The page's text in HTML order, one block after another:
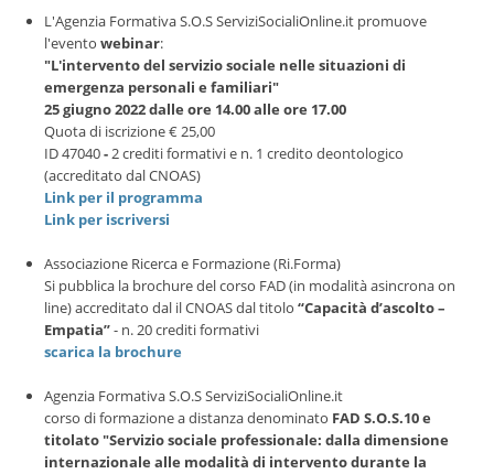
L'Agenzia Formativa S.O.S ServiziSocialiOnline.it promuove
l'evento webinar:
"L'intervento del servizio sociale nelle situazioni di
emergenza personali e familiari"
25 giugno 2022 dalle ore 14.00 alle ore 17.00
Quota di iscrizione€ 25,00
ID 47040-2 crediti formativi e n. 1 credito deontologico
(accreditato dal CNOAS)
Link per il programma
Link per iscriversi
Associazione Ricerca e Formazione (Ri.Forma)
Si pubblica la brochure del corso FAD (in modalità asincrona on
line) accreditato dal il CNOAS dal titolo “Capacità d’ascolto –
Empatia”- n. 20 crediti formativi
scarica la brochure
Agenzia Formativa S.O.S ServiziSocialiOnline.it
corso di formazione a distanza denominato FAD S.O.S.10 e
titolato "Servizio sociale professionale: dalla dimensione
internazionale alle modalità di intervento durante la